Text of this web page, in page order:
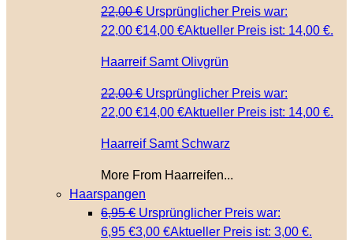
22,00€ Ursprünglicher Preis war:
22,00 €14,00 €Aktueller Preis ist: 14,00 €.
Haarreif Samt Olivgrün
22,00€ Ursprünglicher Preis war:
22,00 €14,00 €Aktueller Preis ist: 14,00 €.
Haarreif Samt Schwarz
More From Haarreifen...
Haarspangen
6,95€ Ursprünglicher Preis war:
6,95 €3,00 €Aktueller Preis ist: 3,00 €.